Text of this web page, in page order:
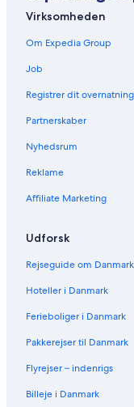
Virksomheden
Om Expedia Group
Job
Registrer dit
Partnerskaber
Nyhedsrum
Reklame
Affiliate Marketing
Udforsk
Rejseguide om Danmark
Hoteller i Danmark
Ferieboliger i Danmark
Pakkerejser til Danmark
Flyrejser – indenrigs
Billeje i Danmark